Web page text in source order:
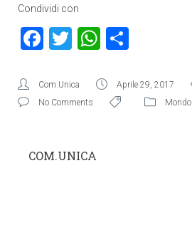
Condividi con
Facebook
TwitterWhatsApp
Com.Unica Aprile 29, 2017
No Comments
Mondo
COM.UNICA